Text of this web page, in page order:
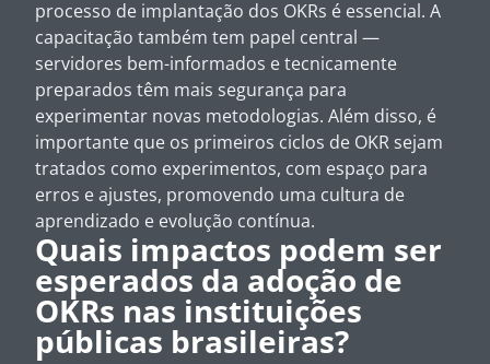
processo de implantação dos OKRs é essencial. A
capacitação também tem papel central —
servidores bem-informados e tecnicamente
preparados têm mais segurança para
experimentar novas metodologias. Além disso, é
importante que os primeiros ciclos de OKR sejam
tratados como experimentos, com espaço para
erros e ajustes, promovendo uma cultura de
aprendizado e evolução contínua.
Quais impactos podem ser
esperados da adoção de
OKRs nas instituições
públicas brasileiras?